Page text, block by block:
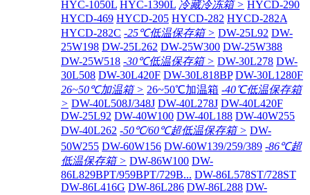
HYC-1050L HYC-1390L 冷藏冷冻箱 > HYCD-290
HYCD-469 HYCD-205 HYCD-282 HYCD-282A
HYCD-282C -25℃低温保存箱 > DW-25L92 DW-
25W198 DW-25L262 DW-25W300 DW-25W388
DW-25W518 -30℃低温保存箱 > DW-30L278 DW-
30L508 DW-30L420F DW-30L818BP DW-30L1280F
26~50℃加温箱 > 26~50℃加温箱 -40℃低温保存箱
> DW-40L508J/348J DW-40L278J DW-40L420F
DW-25L92 DW-40W100 DW-40L188 DW-40W255
DW-40L262 -50℃/60℃超低温保存箱 > DW-
50W255 DW-60W156 DW-60W139/259/389 -86℃超
低温保存箱 > DW-86W100 DW-
86L829BPT/959BPT/729B... DW-86L578ST/728ST
DW-86L416G DW-86L286 DW-86L288 DW-